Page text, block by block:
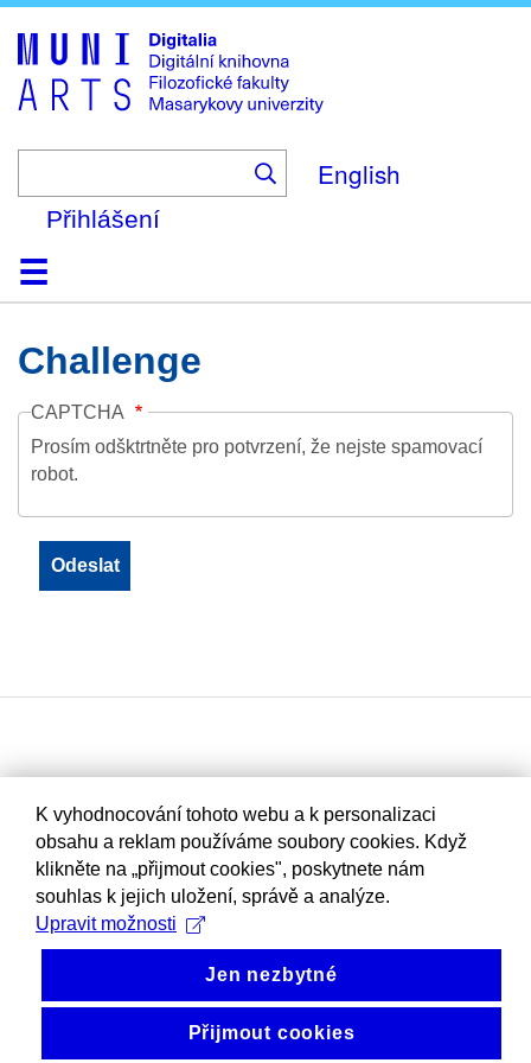
to
main
content
English
Přihlášení
DomůKolekce
Prohlížení
Vyhledávání
O platformě
Nápověda
KontaktDigitalia
Challenge
CAPTCHA
Prosím odšktrtněte pro potvrzení, že nejste spamovací
robot.
K vyhodnocování tohoto webu a k personalizaci
obsahu a reklam používáme soubory cookies. Když
klikněte na „přijmout cookies", poskytnete nám
souhlas k jejich uložení, správě a analýze.
Upravit možnosti
Jen nezbytné
Přijmout cookies